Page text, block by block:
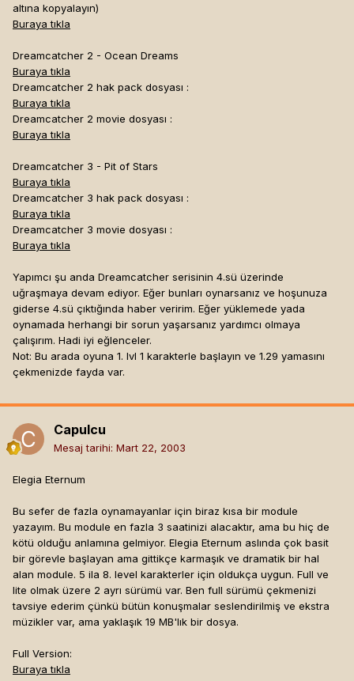
altına kopyalayın)
Buraya tıkla
Dreamcatcher 2 - Ocean Dreams
Buraya tıkla
Dreamcatcher 2 hak pack dosyası :
Buraya tıkla
Dreamcatcher 2 movie dosyası :
Buraya tıkla
Dreamcatcher 3 - Pit of Stars
Buraya tıkla
Dreamcatcher 3 hak pack dosyası :
Buraya tıkla
Dreamcatcher 3 movie dosyası :
Buraya tıkla
Yapımcı şu anda Dreamcatcher serisinin 4.sü üzerinde
uğraşmaya devam ediyor. Eğer bunları oynarsanız ve hoşunuza
giderse 4.sü çıktığında haber veririm. Eğer yüklemede yada
oynamada herhangi bir sorun yaşarsanız yardımcı olmaya
çalışırım. Hadi iyi eğlenceler.
Not: Bu arada oyuna 1. lvl 1 karakterle başlayın ve 1.29 yamasını
çekmenizde fayda var.
Capulcu
Mesaj tarihi: Mart 22, 2003
Elegia Eternum
Bu sefer de fazla oynamayanlar için biraz kısa bir module
yazayım. Bu module en fazla 3 saatinizi alacaktır, ama bu hiç de
kötü olduğu anlamına gelmiyor. Elegia Eternum aslında çok basit
bir görevle başlayan ama gittikçe karmaşık ve dramatik bir hal
alan module. 5 ila 8. level karakterler için oldukça uygun. Full ve
lite olmak üzere 2 ayrı sürümü var. Ben full sürümü çekmenizi
tavsiye ederim çünkü bütün konuşmalar seslendirilmiş ve ekstra
müzikler var, ama yaklaşık 19 MB'lık bir dosya.
Full Version:
Buraya tıkla